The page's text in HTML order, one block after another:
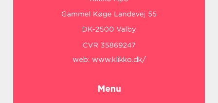
web: www.klikko.dk/
Menu